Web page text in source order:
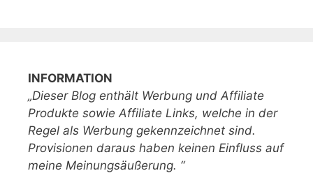
INFORMATION
„Dieser Blog enthält Werbung und Affiliate
Produkte sowie Affiliate Links, welche in der
Regel als Werbung gekennzeichnet sind.
Provisionen daraus haben keinen Einfluss auf
meine Meinungsäußerung. “